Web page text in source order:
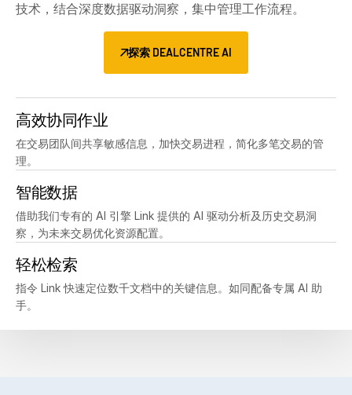
技术，结合深度数据驱动洞察，集中管理工作流程。
探索 DEALCENTRE AI
高效协同作业
在交易团队间共享敏感信息，加快交易进程，简化多笔交易的管
理。
智能数据
借助我们专有的 AI 引擎 Link 提供的 AI 驱动分析及历史交易洞
察，为未来交易优化资源配置。
轻松检索
指令 Link 快速定位数千文档中的关键信息。如同配备专属 AI 助
手。